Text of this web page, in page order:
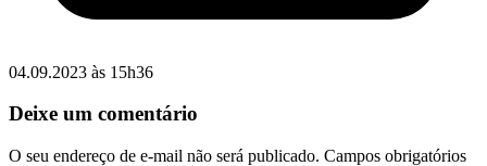
04.09.2023 às 15h36
Deixe um comentário
O seu endereço de e-mail não será publicado. Campos obrigatórios